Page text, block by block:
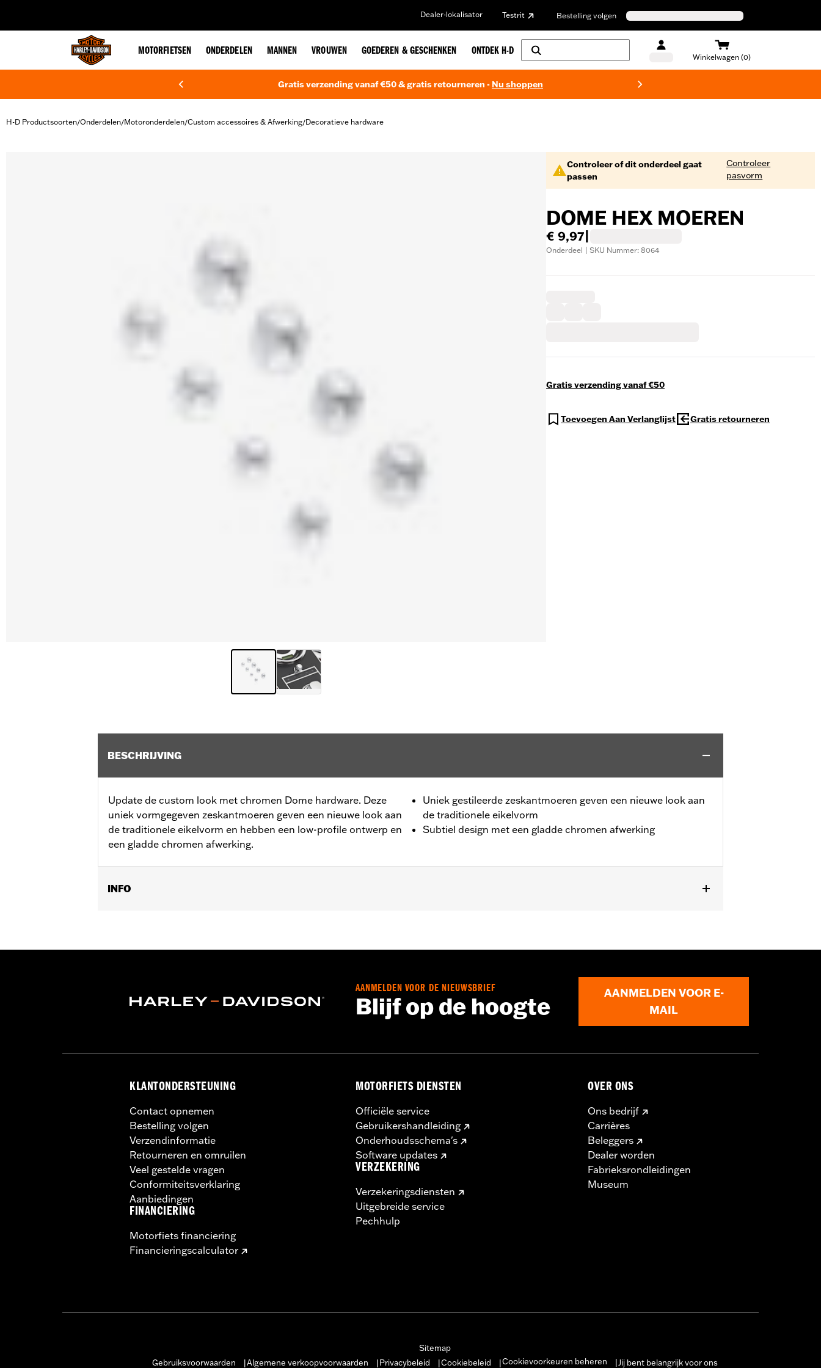
Dealer-lokalisator Testrit Bestelling volgen
MOTORFIETSEN ONDERDELEN MANNEN VROUWEN GOEDEREN & GESCHENKEN ONTDEK H-D
Winkelwagen (0)
Gratis verzending vanaf €50 & gratis retourneren - Nu shoppen
H-D Productsoorten/Onderdelen/Motoronderdelen/Custom accessoires & Afwerking/Decoratieve hardware
Controleer of dit onderdeel gaat
passen
Controleer
pasvorm
DOME HEX MOEREN
€ 9,97
Onderdeel | SKU Nummer: 8064
Gratis verzending vanaf €50
Toevoegen Aan Verlanglijst Gratis retourneren
BESCHRIJVING
Update de custom look met chromen Dome hardware. Deze
uniek vormgegeven zeskantmoeren geven een nieuwe look aan
de traditionele eikelvorm en hebben een low-profile ontwerp en
een gladde chromen afwerking.
Uniek gestileerde zeskantmoeren geven een nieuwe look aan
de traditionele eikelvorm
Subtiel design met een gladde chromen afwerking
INFO
AANMELDEN VOOR DE NIEUWSBRIEF
Blijf op de hoogte
AANMELDEN VOOR E-
MAIL
KLANTONDERSTEUNING
Contact opnemen
Bestelling volgen
Verzendinformatie
Retourneren en omruilen
Veel gestelde vragen
Conformiteitsverklaring
Aanbiedingen
FINANCIERING
Motorfiets financiering
Financieringscalculator
MOTORFIETS DIENSTEN
Officiële service
Gebruikershandleiding
Onderhoudsschema's
Software updates
VERZEKERING
Verzekeringsdiensten
Uitgebreide service
Pechhulp
OVER ONS
Ons bedrijf
Carrières
Beleggers
Dealer worden
Fabrieksrondleidingen
Museum
Sitemap
Gebruiksvoorwaarden
Algemene verkoopvoorwaarden Privacybeleid Cookiebeleid Cookievoorkeuren beheren Jij bent belangrijk voor ons